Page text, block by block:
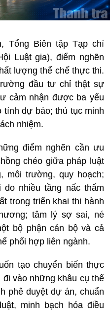
Tổng Biên tập Tạp chí
Luật gia), điểm nghẽn
lượng thể chế thực thi.
đầu tư chỉ thật sự
cảm nhận được ba yếu
tính dự báo; thủ tục minh
nhiệm.
điểm nghẽn cần ưu
chéo giữa pháp luật
môi trường, quy hoạch;
nhiều tầng nấc thẩm
trong triển khai thi hành
tâm lý sợ sai, né
bộ phận cán bộ và cả
phối hợp liên ngành.
tạo chuyển biến thực
vào những khâu cụ thể
phê duyệt dự án, chuẩn
minh bạch hóa điều